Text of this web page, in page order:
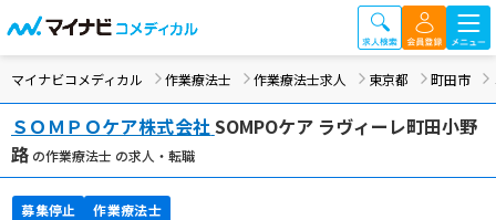
マイナビコメディカル 作業療法士 作業療法士求人 東京都 町田市
ＳＯＭＰＯケア株式会社SOMPOケア ラヴィーレ町田小野
路 の作業療法士 の求人・転職
募集停止 作業療法士